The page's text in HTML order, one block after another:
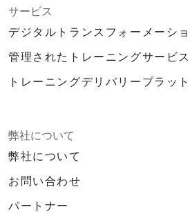
サービス
デジタルトランスフォーメーシ
管理されたトレーニングサービス
トレーニングデリバリープラッ
弊社について
弊社について
お問い合わせ
パートナー